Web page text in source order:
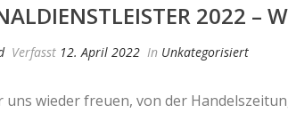
2022 –
Verfasst 12. April 2022 In Unkategorisiert
uns wieder freuen, von der